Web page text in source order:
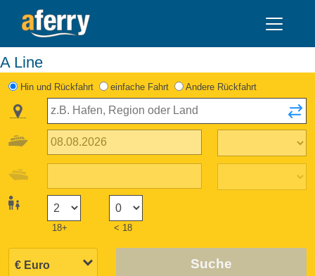
A Line
Hin und Rückfahrt einfache Fahrt Andere Rückfahrt
18+ < 18
Suche